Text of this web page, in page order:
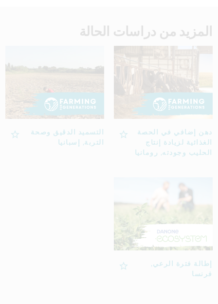
المزيد من دراسات الحالة
دهن إضافي في الحصة
الغذائية لزيادة إنتاج
الحليب وجودته, رومانيا
التسميد الدقيق وصحة
التربة, إسبانيا
إطالة فترة الرعي,
فرنسا